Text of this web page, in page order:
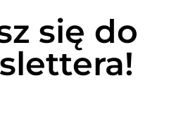
się do